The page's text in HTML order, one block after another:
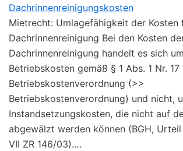
Dachrinnenreinigungskosten
Mietrecht: Umlagefähigkeit der Kosten
Dachrinnenreinigung Bei den Kosten
Dachrinnenreinigung handelt es sich
Betriebskosten gemäß § 1 Abs. 1 Nr. 17
Betriebskostenverordnung (>>
Betriebskostenverordnung) und nicht,
Instandsetzungskosten, die nicht auf
abgewälzt werden können (BGH,
VII ZR 146/03).…